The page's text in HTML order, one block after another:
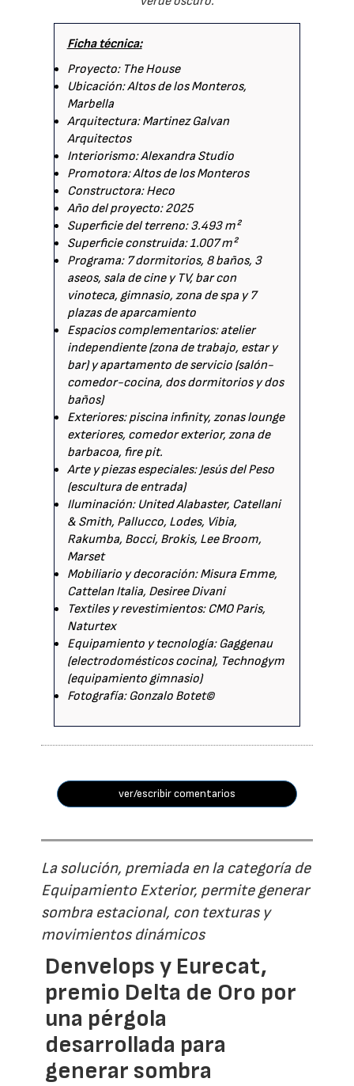
Ficha técnica:
Proyecto: The House
Ubicación: Altos de los Monteros,
Marbella
Arquitectura: Martinez Galvan
Arquitectos
Interiorismo: Alexandra Studio
Promotora: Altos de los Monteros
Constructora: Heco
Año del proyecto: 2025
Superficie del terreno: 3.493 m²
Superficie construida: 1.007 m²
Programa: 7 dormitorios, 8 baños, 3
aseos, sala de cine y TV, bar con
vinoteca, gimnasio, zona de spa y 7
plazas de aparcamiento
Espacios complementarios: atelier
independiente (zona de trabajo, estar y
bar) y apartamento de servicio (salón-
comedor-cocina, dos dormitorios y dos
baños)
Exteriores: piscina infinity, zonas lounge
exteriores, comedor exterior, zona de
barbacoa, fire pit.
Arte y piezas especiales: Jesús del Peso
(escultura de entrada)
Iluminación: United Alabaster, Catellani
& Smith, Pallucco, Lodes, Vibia,
Rakumba, Bocci, Brokis, Lee Broom,
Marset
Mobiliario y decoración: Misura Emme,
Cattelan Italia, Desiree Divani
Textiles y revestimientos: CMO Paris,
Naturtex
Equipamiento y tecnología: Gaggenau
(electrodomésticos cocina), Technogym
(equipamiento gimnasio)
Fotografía: Gonzalo Botet©
ver/escribir comentarios
La solución, premiada en la categoría de
Equipamiento Exterior, permite generar
sombra estacional, con texturas y
movimientos dinámicos
Denvelops y Eurecat,
premio Delta de Oro por
una pérgola
desarrollada para
generar sombra